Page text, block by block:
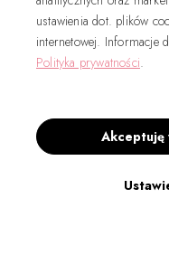
ustawienia dot. plików
internetowej. Informacje
Polityka prywatności.
Akceptuję